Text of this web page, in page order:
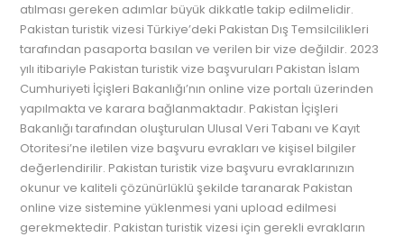
atılması gereken adımlar büyük dikkatle takip edilmelidir.
Pakistan turistik vizesi Türkiye’deki Pakistan Dış Temsilcilikleri
tarafından pasaporta basılan ve verilen bir vize değildir. 2023
yılı itibariyle Pakistan turistik vize başvuruları Pakistan İslam
Cumhuriyeti İçişleri Bakanlığı’nın online vize portalı üzerinden
yapılmakta ve karara bağlanmaktadır. Pakistan İçişleri
Bakanlığı tarafından oluşturulan Ulusal Veri Tabanı ve Kayıt
Otoritesi’ne iletilen vize başvuru evrakları ve kişisel bilgiler
değerlendirilir. Pakistan turistik vize başvuru evraklarınızın
okunur ve kaliteli çözünürlüklü şekilde taranarak Pakistan
online vize sistemine yüklenmesi yani upload edilmesi
gerekmektedir. Pakistan turistik vizesi için gerekli evrakların